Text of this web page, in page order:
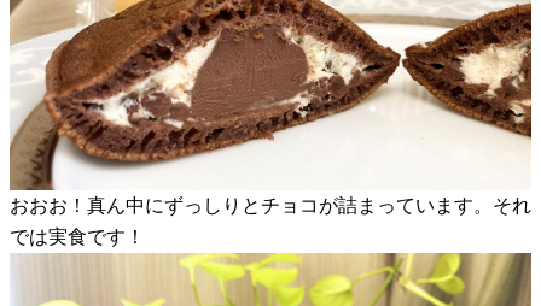
おおお！真ん中にずっしりとチョコが詰まっています。それ
では実食です！